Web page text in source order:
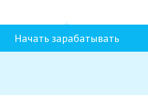
Начать зарабатывать